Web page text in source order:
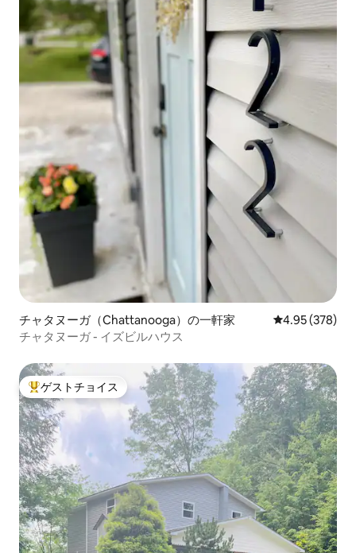
チャタヌーガ（Chattanooga）の一軒家 レビュー378
4.95 (378)
チャタヌーガ - イズビルハウス
大好評のゲストチョイスです。
ゲストチョイス